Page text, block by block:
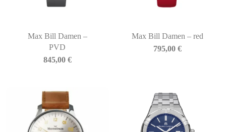
Max Bill Damen –
PVD
845,00 €
Max Bill Damen – red
795,00€